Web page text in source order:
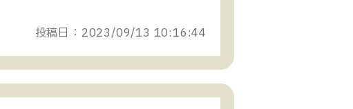
投稿日：2023/09/13 10:16:44